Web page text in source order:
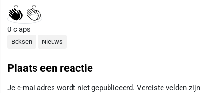
0 claps
Boksen Nieuws
Plaats een reactie
Je e-mailadres wordt niet gepubliceerd. Vereiste velden zijn